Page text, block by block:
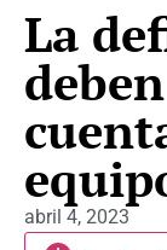
La
abril 4, 2023